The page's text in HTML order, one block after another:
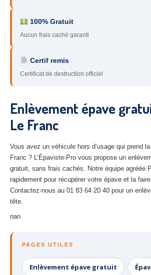
91 – Essonne
89– Yonne
60 – Oise
51– Marne
28– Eure-et-Loir
10– Aube
02– Aisne
Centreagréé VHU Paris 75 : casse auto
Centreagréé VHU 77 : casse auto avec
100% Gratuit
Aucun frais caché garanti
Certif remis
Certificat de destruction officiel
Enlèvement épave
Le Franc
Vous avez un véhicule hors d’usage qui prend
Franc ? L’Épaviste-Pro vous propose un
gratuit, sans frais cachés. Notre équipe agréée
rapidement pour récupérer votre épave et la
Contactez-nous au 01 83 64 20 40 pour un
tête.
nan
PAGES UTILES
Enlèvement épave gratuit